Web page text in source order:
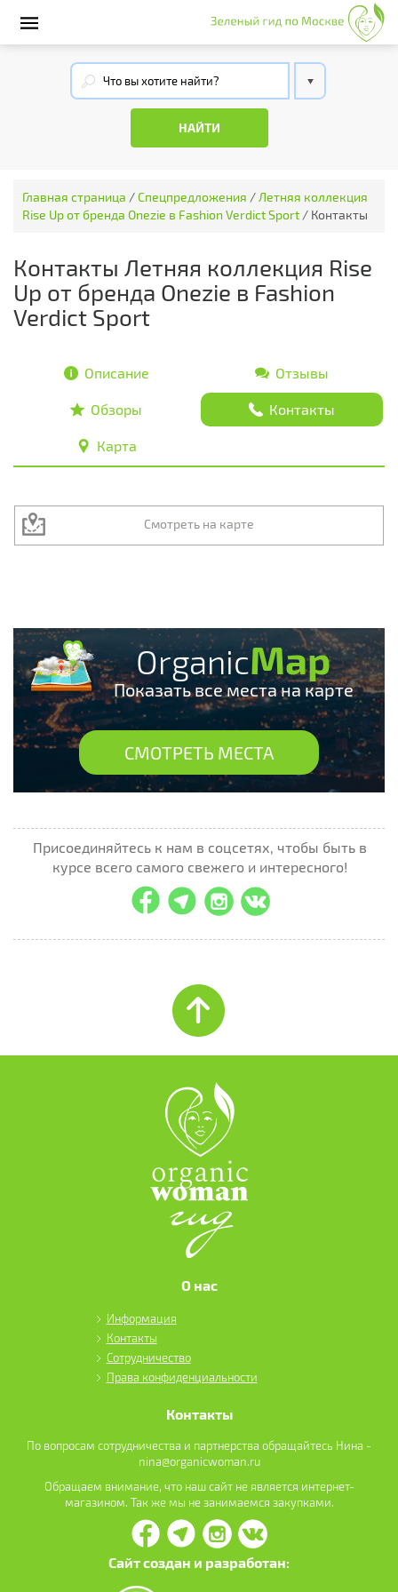
Главная страница /Спецпредложения /Летняя коллекция
Rise Up от бренда Onezie в Fashion Verdict Sport / Контакты
Контакты Летняя коллекция Rise
Up от бренда Onezie в Fashion
Verdict Sport
Описание Отзывы
Обзоры Контакты
Карта
Смотреть на карте
OrganicMap
Показать все места на карте
СМОТРЕТЬ МЕСТА
Присоединяйтесь к нам в соцсетях, чтобы быть в
курсе всего самого свежего и интересного!
О нас
Информация
Контакты
Сотрудничество
Права конфиденциальности
Контакты
По вопросам сотрудничества и партнерства обращайтесь Нина -
nina@organicwoman.ru
Обращаем внимание, что наш сайт не является интернет-
магазином. Так же мы не занимаемся закупками.
Сайт создан и разработан: